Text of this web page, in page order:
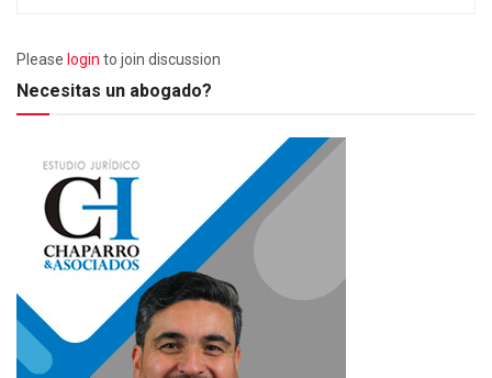
Please login to join discussion
Necesitas un abogado?